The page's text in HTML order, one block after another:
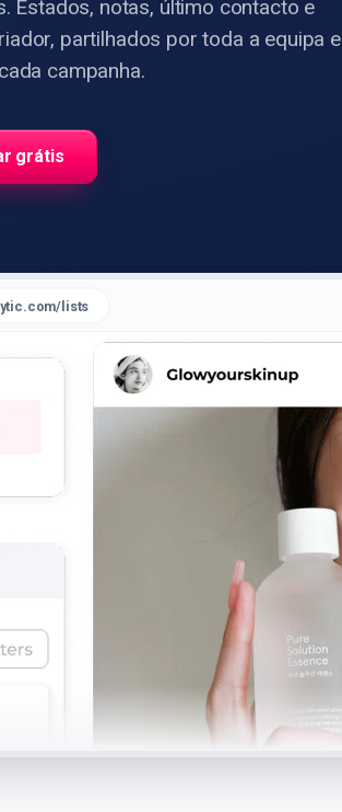
Estados, notas, último contacto e
partilhados por toda a equipa e
campanha.
grátis
lists